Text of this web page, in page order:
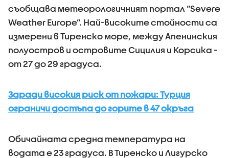
съобщава метеорологичният портал “Severe
Weather Europe”. Най-високите стойности са
измерени в Тиренско море, между Апенинския
полуостров и островите Сицилия и Корсика -
от 27 до 29 градуса.
Заради високия риск от пожари: Турция
ограничи достъпа до горите в 47 окръга
Обичайната средна температура на
водата е 23 градуса. В Тиренско и Лигурско